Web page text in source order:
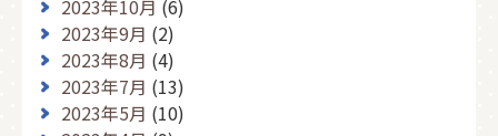
2023年10月 (6)
2023年9月 (2)
2023年8月 (4)
2023年7月 (13)
2023年5月 (10)